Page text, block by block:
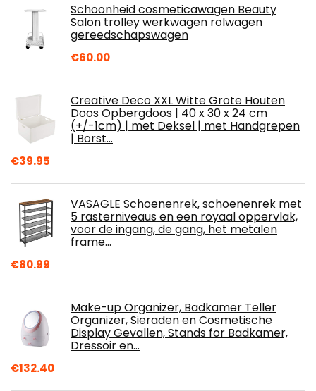
Schoonheid cosmeticawagen Beauty
Salon trolley werkwagen rolwagen
gereedschapswagen
€60.00
Creative Deco XXL Witte Grote Houten
Doos Opbergdoos | 40 x 30 x 24 cm
(+/-1cm) | met Deksel | met Handgrepen
| Borst…
€39.95
VASAGLE Schoenenrek, schoenenrek met
5 rasterniveaus en een royaal oppervlak,
voor de ingang, de gang, het metalen
frame…
€80.99
Make-up Organizer, Badkamer Teller
Organizer, Sieraden en Cosmetische
Display Gevallen, Stands for Badkamer,
Dressoir en…
€132.40